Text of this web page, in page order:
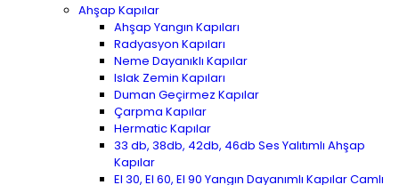
Ahşap Kapılar
Ahşap Yangın Kapıları
Radyasyon Kapıları
Neme Dayanıklı Kapılar
Islak Zemin Kapıları
Duman Geçirmez Kapılar
Çarpma Kapılar
Hermatic Kapılar
33 db, 38db, 42db, 46db Ses Yalıtımlı Ahşap
Kapılar
EI 30, EI 60, EI 90 Yangın Dayanımlı Kapılar Camlı